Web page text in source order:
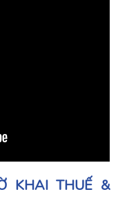
KHAI THUẾ &